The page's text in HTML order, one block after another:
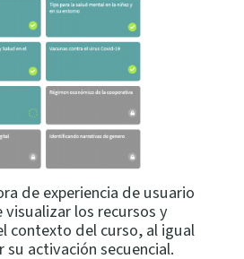
de experiencia de usuario
los recursos y
contexto del curso, al igual
activación secuencial.